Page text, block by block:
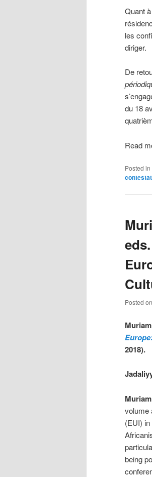
Quant
les
diriger.
De
du 18
Read
Posted in
Posted on
2018).
volume
(EUI)
being